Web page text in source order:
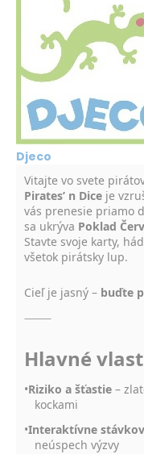
Djeco
Vitajte vo svete
Pirates’ n Dice je
vás prenesie priamo
sa ukrýva Poklad
Stavte svoje karty,
všetok pirátsky lup.
Cieľ je jasný – buďte
⸻
Hlavné
•Riziko a šťastie –
kockami
•Interaktívne
neúspech výzvy